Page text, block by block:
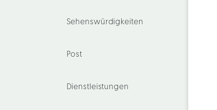
Sehenswürdigkeiten
Post
Dienstleistungen